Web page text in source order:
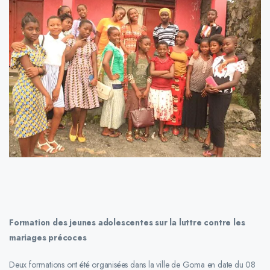
Formation des jeunes adolescentes sur la luttre contre les
mariages précoces
Deux formations ont été organisées dans la ville de Goma en date du 08